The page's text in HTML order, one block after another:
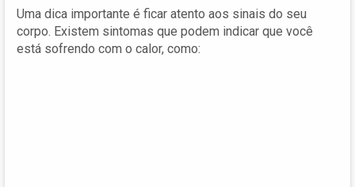
Uma dica importante é ficar atento aos sinais do seu
corpo. Existem sintomas que podem indicar que você
está sofrendo com o calor, como: